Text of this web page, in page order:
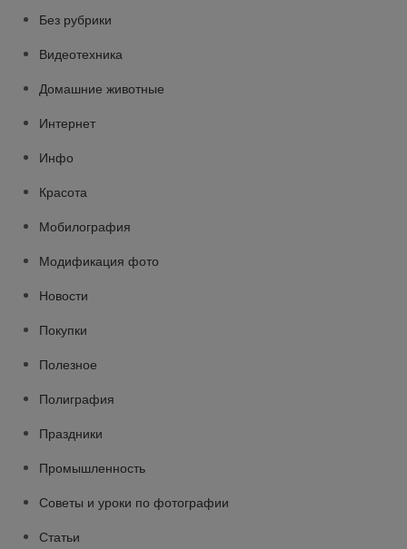
Без рубрики
Видеотехника
Домашние животные
Интернет
Инфо
Красота
Мобилография
Модификация фото
Новости
Покупки
Полезное
Полиграфия
Праздники
Промышленность
Советы и уроки по фотографии
Статьи